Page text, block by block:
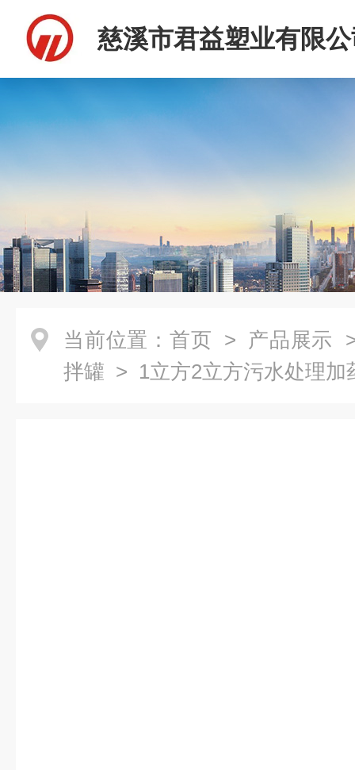
慈溪市君益塑业有限
当前位置： 首页 > 产品展示
拌罐 > 1立方2立方污水处理加